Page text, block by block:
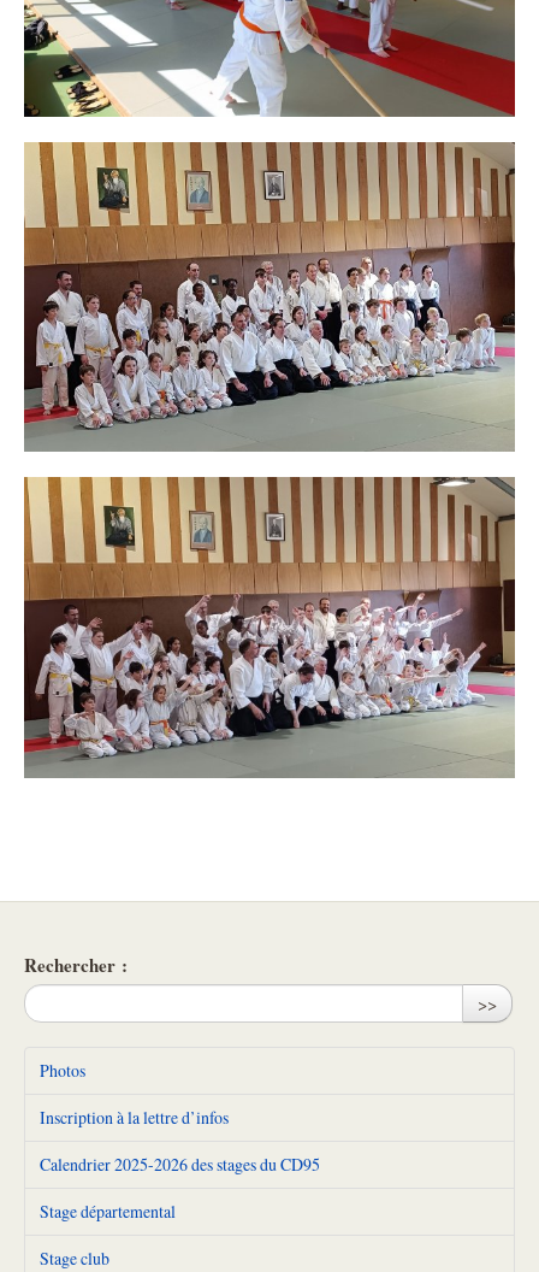
Rechercher :
>>
Photos
Inscription à la lettre d’infos
Calendrier 2025-2026 des stages du CD95
Stage départemental
Stage club